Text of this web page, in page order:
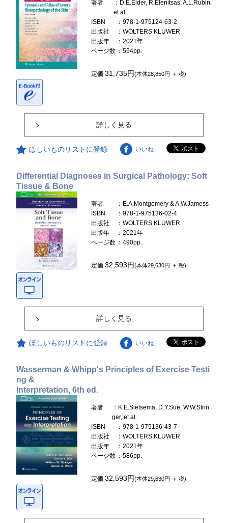
著者
：D.E.Elder, R.Elenitsas, A.L.Rubin,
et al.
ISBN
：978-1-975124-63-2
出版社
：WOLTERS KLUWER
出版年
：2021年
ページ数 ：554pp.
定価31,735円(本体28,850円 ＋ 税)
詳しく見る
ほしいものリストに登録 いいね
Differential Diagnoses in Surgical Pathology: Soft
Tissue & Bone
著者
：E.A.Montgomery & A.W.Jamess
ISBN
：978-1-975136-02-4
出版社
：WOLTERS KLUWER
出版年
：2021年
ページ数 ：490pp.
定価32,593円(本体29,630円 ＋ 税)
詳しく見る
ほしいものリストに登録 いいね
Wasserman & Whipp's Principles of Exercise Testi
ng &
Interpretation, 6th ed.
著者
：K.E.Sietsema, D.Y.Sue, W.W.Strin
ger, et al.
ISBN
：978-1-975136-43-7
出版社
：WOLTERS KLUWER
出版年
：2021年
ページ数 ：586pp.
定価32,593円(本体29,630円 ＋ 税)